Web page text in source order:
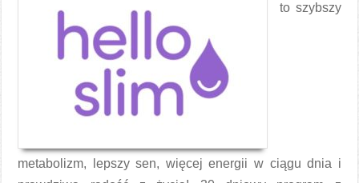
to szybszy
metabolizm, lepszy sen, więcej energii w ciągu dnia i